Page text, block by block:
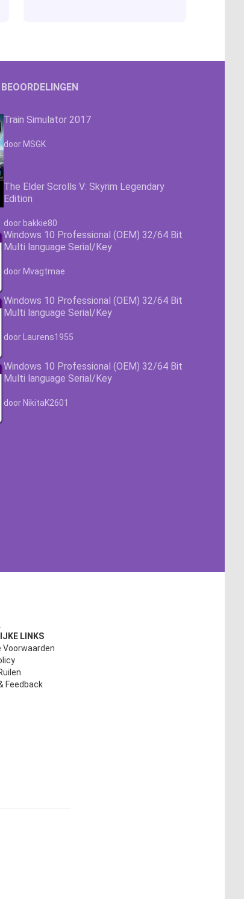
Train Simulator 2017
Waardering
door MSGK
The Elder Scrolls V: Skyrim Legendary
Edition
Waardering4.63
door bakkie80
Windows 10 Professional (OEM) 32/64 Bit
Multi language Serial/Key
Waardering4.63
door Mvagtmae
Windows 10 Professional (OEM) 32/64 Bit
Multi language Serial/Key
Waardering4.63uit 5
door Laurens1955
Windows 10 Professional (OEM) 32/64 Bit
Multi language Serial/Key
Waardering4.63
door NikitaK2601
LINKS
Voorwaarden
Feedback